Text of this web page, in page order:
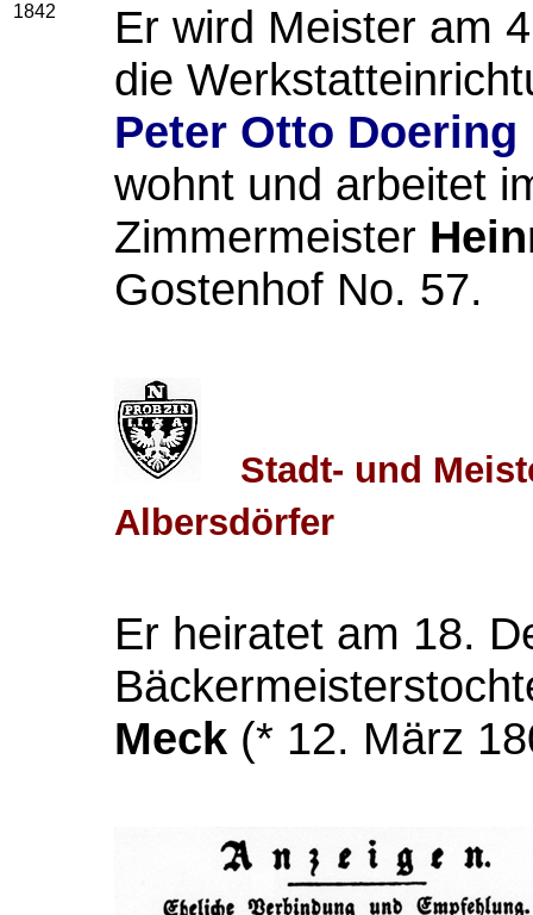
1842
Er wird Meister am
die
Peter Otto Doering
wohnt und arbeitet
Zimmermeister
Gostenhof No. 57.
Stadt- und
Albersdörfer
Er heiratet am 18.
Meck (* 12. März